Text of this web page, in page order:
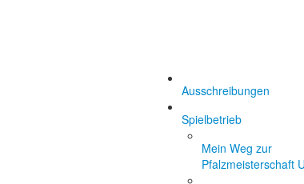
Ausschreibungen
Spielbetrieb
Mein Weg zur
Pfalzmeisterschaft